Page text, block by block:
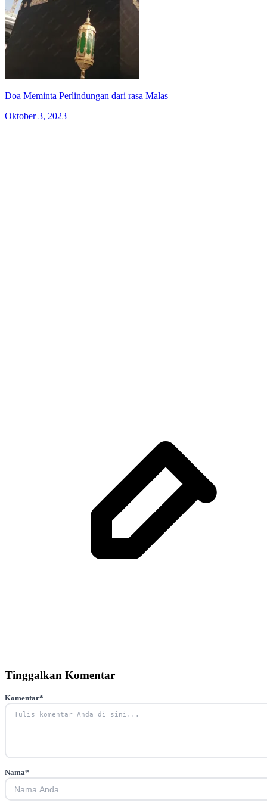
Doa Meminta Perlindungan dari rasa Malas
Oktober 3, 2023
Tinggalkan Komentar
Komentar*
Nama*